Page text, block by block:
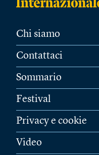
Chi siamo
Contattaci
Sommario
Festival
Privacy e cookie
Video